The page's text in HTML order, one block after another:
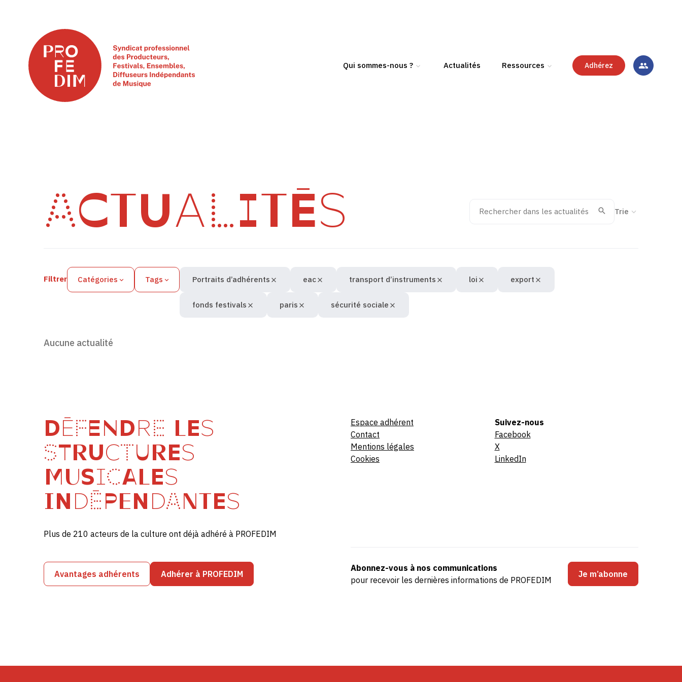
Qui sommes-nous ? Actualités Ressources Adhérez
ACTUALITÉS
Filtres des actualités
Recherche
ValiderTrier la recherche
Filtrer Catégories Tags Portraits d’adhérents eac transport d’instruments loi export
fonds festivals paris sécurité sociale
Aucune actualité
DÉFENDRE LES
STRUCTURES
MUSICALES
INDÉPENDANTES
Plus de 210 acteurs de la culture ont déjà adhéré à PROFEDIM
Avantages adhérents Adhérer à PROFEDIM
Espace adhérent
Contact
Mentions légales
Cookies
Suivez-nous
Facebook
X
LinkedIn
Abonnez-vous à nos communications
pour recevoir les dernières informations de PROFEDIM
Je m’abonne